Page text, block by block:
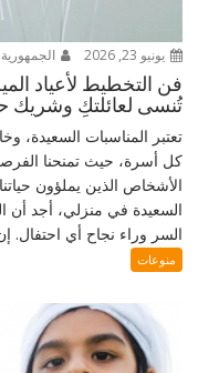
يونيو 23, 2026 الجمهورية
فن التخطيط لأعياد
تُنسى لعائلتكِ وشريك
تعتبر المناسبات السعيدة،
كل أسرة، حيث تمنحنا
الأشخاص الذين يملؤون
السعيدة في منزلي، أجد أن
السر وراء نجاح أي احتفال.
منوعات